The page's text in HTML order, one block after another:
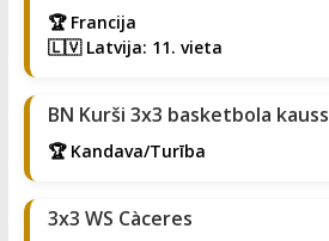
🏆 Francija
🇱🇻 Latvija: 11. vieta
BN Kurši 3x3 basketbola kauss
🏆 Kandava/Turība
3x3 WS Càceres